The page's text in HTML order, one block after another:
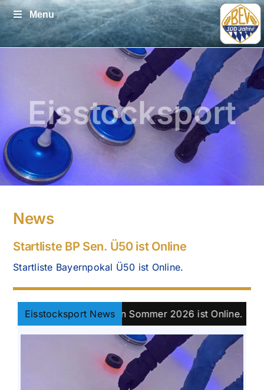
Zum
Inhalt
springen
Menu
Eisstocksport
News
Startliste BP Sen. Ü50 ist Online
Startliste Bayernpokal Ü50 ist Online.
Eisstocksport News
Bayernpokal Damen Sommer 2026 ist Online. ||